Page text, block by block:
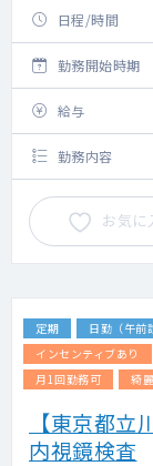
日程/時間
勤務開始時期
給与
勤務内容
お気に
定期 日勤（午前
インセンティブあり
月1回勤務可
綺
【東京都
内視鏡検査